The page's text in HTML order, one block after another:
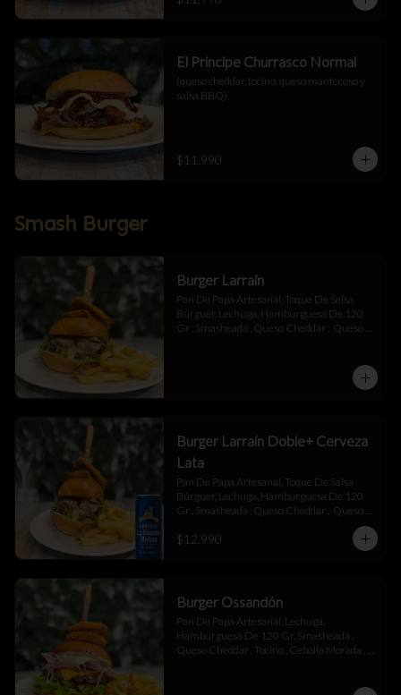
El Principe Churrasco Normal
(queso cheddar, tocino, queso mantecoso y
salsa BBQ)
$11.990
Smash Burger
Burger Larraín
Pan De Papa Artesanal, Toque De Salsa
Búrguer, Lechuga, Hamburguesa De 120
Gr , Smasheada , Queso Cheddar ,  Queso
Burger Larraín Doble+ Cerveza
Lata
Pan De Papa Artesanal, Toque De Salsa
Búrguer, Lechuga, Hamburguesa De 120
Gr , Smasheada , Queso Cheddar ,  Queso
Champiñones Salteados , Toque De
$12.990
Burger Ossandón
Pan De Papa Artesanal, Lechuga,
Hamburguesa De 120 Gr, Smasheada ,
Queso Cheddar , Tocino , Cebolla Morada ,